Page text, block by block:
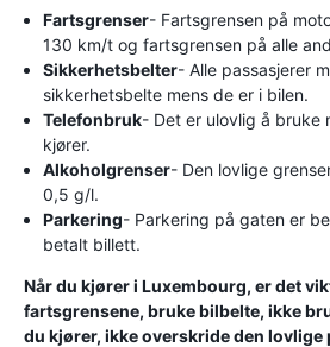
Fartsgrenser- Fartsgrensen på
130 km/t og fartsgrensen på alle
Sikkerhetsbelter- Alle passasjerer
sikkerhetsbelte mens de er i bilen.
Telefonbruk- Det er ulovlig å bruke
kjører.
Alkoholgrenser- Den lovlige
0,5 g/l.
Parkering- Parkering på gaten er
betalt billett.
Når du kjører i Luxembourg, er det
fartsgrensene, bruke bilbelte, ikke
du kjører, ikke overskride den